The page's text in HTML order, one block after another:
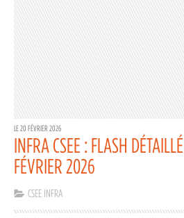
LE 20 FÉVRIER 2026
INFRA CSEE : FLASH
FÉVRIER 2026
CSEE INFRA